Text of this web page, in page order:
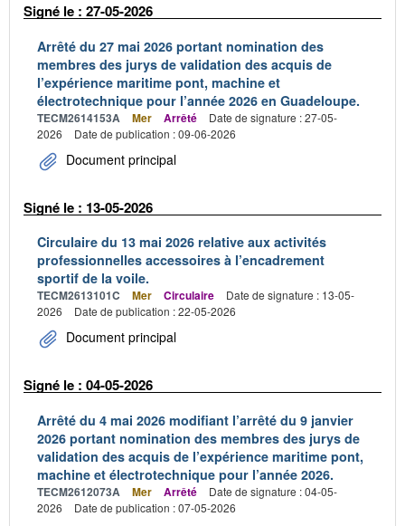
Signé le : 27-05-2026
Arrêté du 27 mai 2026 portant nomination des
membres des jurys de validation des acquis de
l’expérience maritime pont, machine et
électrotechnique pour l’année 2026 en Guadeloupe.
TECM2614153A Mer Arrêté
Date de signature : 27-05-
2026
Date de publication : 09-06-2026
Document principal
Signé le : 13-05-2026
Circulaire du 13 mai 2026 relative aux activités
professionnelles accessoires à l’encadrement
sportif de la voile.
TECM2613101C Mer Circulaire
Date de signature : 13-05-
2026
Date de publication : 22-05-2026
Document principal
Signé le : 04-05-2026
Arrêté du 4 mai 2026 modifiant l’arrêté du 9 janvier
2026 portant nomination des membres des jurys de
validation des acquis de l’expérience maritime pont,
machine et électrotechnique pour l’année 2026.
TECM2612073A Mer Arrêté
Date de signature : 04-05-
2026
Date de publication : 07-05-2026